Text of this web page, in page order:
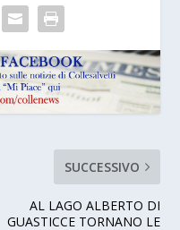
SUCCESSIVO
AL LAGO ALBERTO DI
GUASTICCE TORNANO LE